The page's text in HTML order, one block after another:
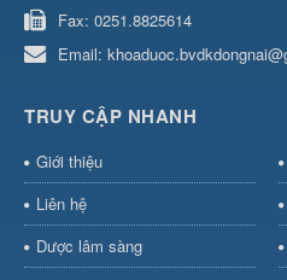
Fax: 0251.8825614
Email:
TRUY CẬP NHANH
Giới thiệu
Liên hệ
Dược lâm sàng